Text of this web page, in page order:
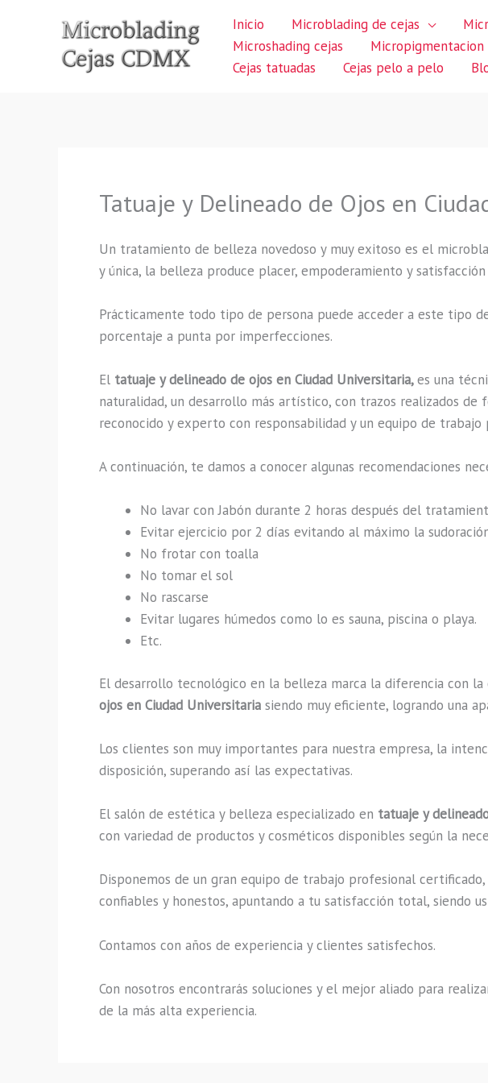
Inicio Microblading de cejas
Microshading cejas
Micropigmentacion
Cejas tatuadas
Cejas pelo a pelo
Tatuaje y Delineado de Ojos en
Un tratamiento de belleza novedoso y muy exitoso es el
y única, la belleza produce placer, empoderamiento y
Prácticamente todo tipo de persona puede acceder a este tipo
porcentaje a punta por imperfecciones.
El tatuaje y delineado de ojos en Ciudad Universitaria,es una
naturalidad, un desarrollo más artístico, con trazos realizados de
reconocido y experto con responsabilidad y un equipo de
A continuación, te damos a conocer algunas recomendaciones
No lavar con Jabón durante 2 horas después del
Evitar ejercicio por 2 días evitando al máximo la
No frotar con toalla
No tomar el sol
No rascarse
Evitar lugares húmedos como lo es sauna, piscina o playa.
Etc.
El desarrollo tecnológico en la belleza marca la diferencia con
ojos en Ciudad Universitaria siendo muy eficiente, logrando una
Los clientes son muy importantes para nuestra empresa, la
disposición, superando así las expectativas.
El salón de estética y belleza especializado en tatuaje y
con variedad de productos y cosméticos disponibles según la
Disponemos de un gran equipo de trabajo profesional
confiables y honestos, apuntando a tu satisfacción total, siendo
Contamos con años de experiencia y clientes satisfechos.
Con nosotros encontrarás soluciones y el mejor aliado para
de la más alta experiencia.